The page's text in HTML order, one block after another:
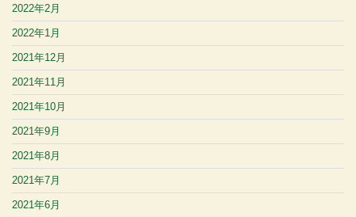
2022年2月
2022年1月
2021年12月
2021年11月
2021年10月
2021年9月
2021年8月
2021年7月
2021年6月